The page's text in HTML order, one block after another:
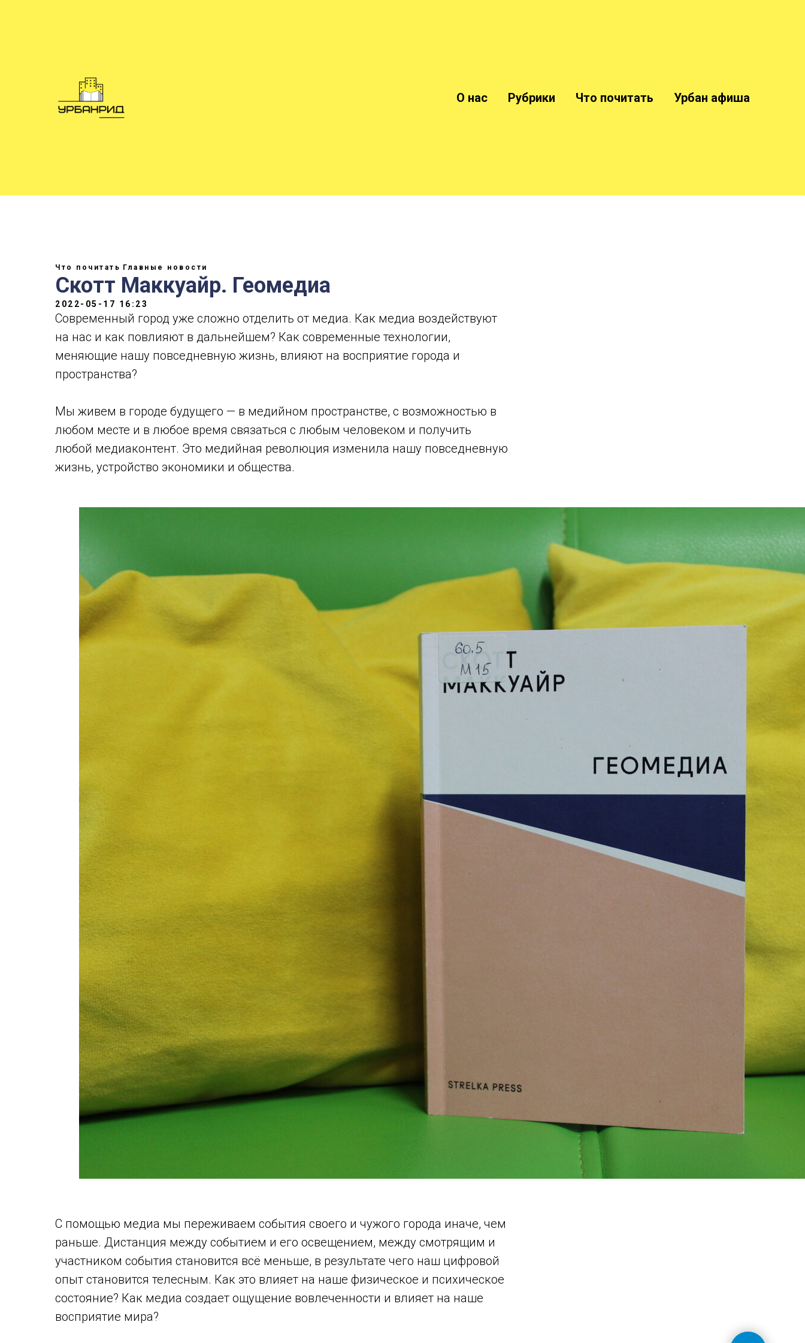
О нас Рубрики Что почитать Урбан афиша
Что почитать Главные новости
Скотт Маккуайр. Геомедиа
2022-05-17 16:23
Современный город уже сложно отделить от медиа. Как медиа воздействуют
на нас и как повлияют в дальнейшем? Как современные технологии,
меняющие нашу повседневную жизнь, влияют на восприятие города и
пространства?
Мы живем в городе будущего — в медийном пространстве, с возможностью в
любом месте и в любое время связаться с любым человеком и получить
любой медиаконтент. Это медийная революция изменила нашу повседневную
жизнь, устройство экономики и общества.
С помощью медиа мы переживаем события своего и чужого города иначе, чем
раньше. Дистанция между событием и его освещением, между смотрящим и
участником события становится всё меньше, в результате чего наш цифровой
опыт становится телесным. Как это влияет на наше физическое и психическое
состояние? Как медиа создает ощущение вовлеченности и влияет на наше
восприятие мира?